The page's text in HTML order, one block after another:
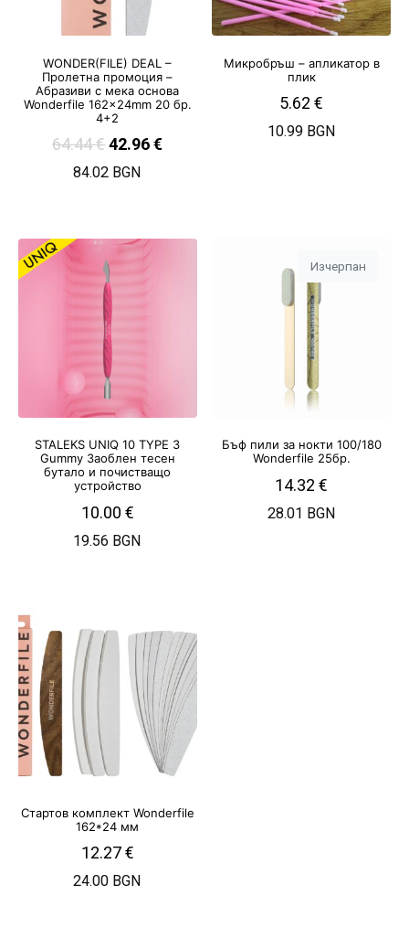
WONDER(FILE) DEAL –
Пролетна промоция –
Абразиви с мека основа
Wonderfile 162x24mm 20 бр.
4+2
64.44€ 42.96€
84.02 BGN
Микробръш – апликатор в
плик
5.62€
10.99 BGN
STALEKS UNIQ 10 TYPE 3
Gummy Заоблен тесен
бутало и почистващо
устройство
10.00 €
19.56 BGN
Изчерпан
Бъф пили за нокти 100/180
Wonderfile 25бр.
14.32€
28.01 BGN
Стартов комплект Wonderfile
162*24 мм
12.27€
24.00 BGN